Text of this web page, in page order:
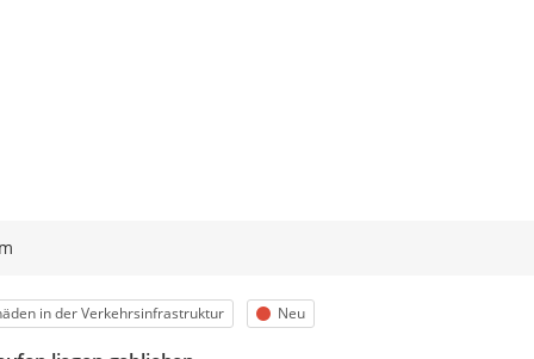
in der Verkehrsinfrastruktur Status
Neu